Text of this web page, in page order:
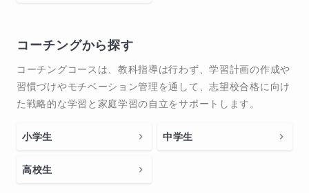
コーチングから探す
コーチングコースは、教科指導は行わず、学習計画の作成や
習慣づけやモチベーション管理を通して、志望校合格に向け
た戦略的な学習と家庭学習の自立をサポートします。
小学生 中学生
高校生